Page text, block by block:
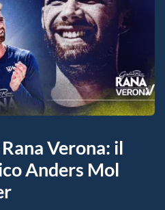
Verona: il
Anders Mol